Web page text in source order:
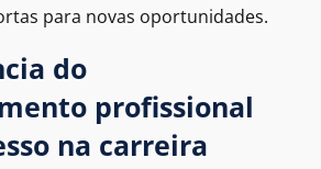
para novas oportunidades.
do
profissional
na carreira